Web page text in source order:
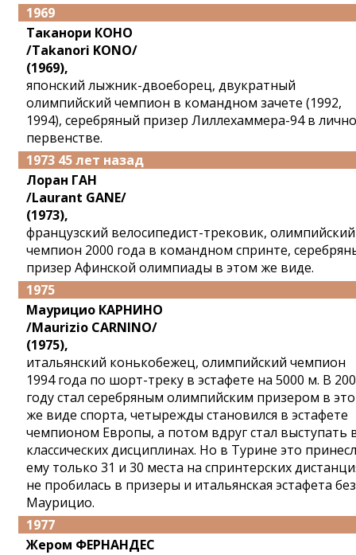
1969
Таканори КОНО
/Takanori KONO/
(1969),
японский лыжник-двоеборец, двукратный
олимпийский чемпион в командном зачете (1992,
1994), серебряный призер Лиллехаммера-94 в
первенстве.
1973 45 лет назад
Лоран ГАН
/Laurant GANE/
(1973),
французский велосипедист-трековик, олимпийский
чемпион 2000 года в командном спринте,
призер Афинской олимпиады в этом же виде.
1975
Маурицио КАРНИНО
/Maurizio CARNINO/
(1975),
итальянский конькобежец, олимпийский чемпион
1994 года по шорт-треку в эстафете на 5000 м. В
году стал серебряным олимпийским призером в
же виде спорта, четырежды становился в эстафете
чемпионом Европы, а потом вдруг стал выступать
классических дисциплинах. Но в Турине это
ему только 31 и 30 места на спринтерских
не пробилась в призеры и итальянская эстафета без
Маурицио.
1977
Жером ФЕРНАНДЕС